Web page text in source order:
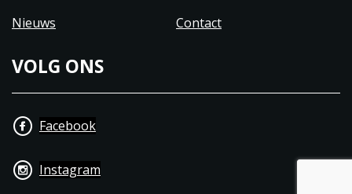
Nieuws
Contact
VOLG ONS
Facebook
Instagram